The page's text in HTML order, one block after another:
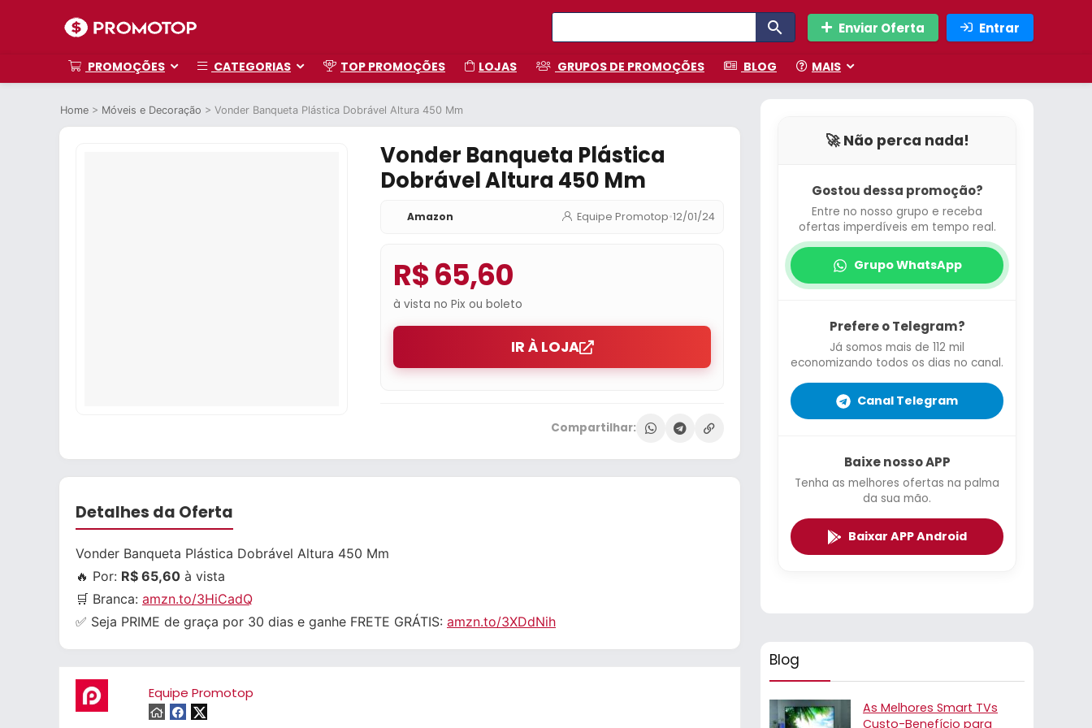
Enviar Oferta Entrar
PROMOÇÕES CATEGORIAS TOP PROMOÇÕES LOJAS GRUPOS DE PROMOÇÕES BLOG MAIS
Home > Móveis e Decoração > Vonder Banqueta Plástica Dobrável Altura 450 Mm
Vonder Banqueta Plástica
Dobrável Altura 450 Mm
Amazon Equipe Promotop•12/01/24
R$ 65,60
à vista no Pix ou boleto
IR À LOJA
Compartilhar:
Detalhes da Oferta
Vonder Banqueta Plástica Dobrável Altura 450 Mm
🔥 Por: R$ 65,60 à vista
🛒 Branca: amzn.to/3HiCadQ
✅ Seja PRIME de graça por 30 dias e ganhe FRETE GRÁTIS: amzn.to/3XDdNih
Equipe Promotop
🚀 Não perca nada!
Gostou dessa promoção?
Entre no nosso grupo e receba
ofertas imperdíveis em tempo real.
Grupo WhatsApp
Prefere o Telegram?
Já somos mais de 112 mil
economizando todos os dias no canal.
Canal Telegram
Baixe nosso APP
Tenha as melhores ofertas na palma
da sua mão.
Baixar APP Android
Blog
As Melhores Smart TVs
Custo-Benefício para